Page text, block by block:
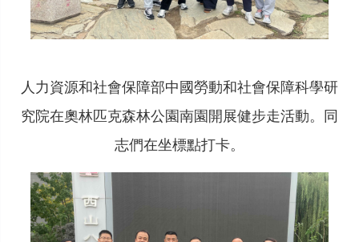
人力資源和社會保障部中國勞動和社會保障科學研
究院在奧林匹克森林公園南園開展健步走活動。同
志們在坐標點打卡。